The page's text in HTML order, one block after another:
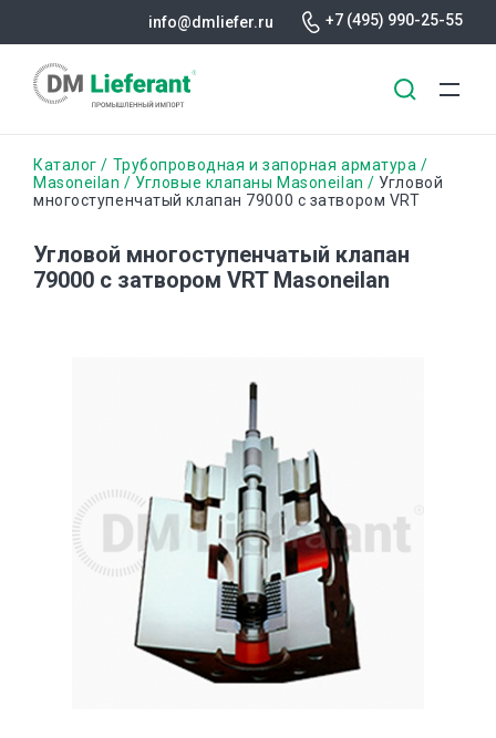
основному
info@dmliefer.ru +7 (495) 990-25-55
Строка
навигации
Каталог
Трубопроводная и запорная арматура
Masoneilan
Угловые клапаны Masoneilan
Угловой
многоступенчатый клапан 79000 с затвором VRT
Угловой многоступенчатый клапан
79000 с затвором VRT Masoneilan